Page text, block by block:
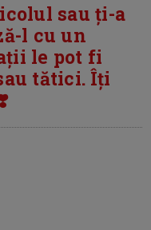
sau ți-a
l cu un
le pot fi
tătici. Îți